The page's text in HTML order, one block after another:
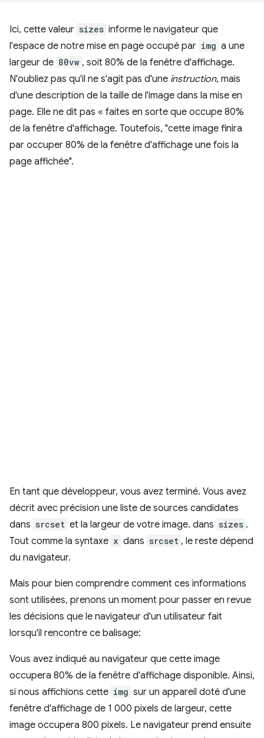
Ici, cette valeur sizes informe le navigateur que
l'espace de notre mise en page occupé par img a une
largeur de 80vw , soit 80% de la fenêtre d'affichage.
N'oubliez pas qu'il ne s'agit pas d'une instruction, mais
d'une description de la taille de l'image dans la mise en
page. Elle ne dit pas « faites en sorte que occupe 80%
de la fenêtre d'affichage. Toutefois, "cette image finira
par occuper 80% de la fenêtre d'affichage une fois la
page affichée".
En tant que développeur, vous avez terminé. Vous avez
décrit avec précision une liste de sources candidates
dans srcset et la largeur de votre image. dans sizes .
Tout comme la syntaxe x dans srcset , le reste dépend
du navigateur.
Mais pour bien comprendre comment ces informations
sont utilisées, prenons un moment pour passer en revue
les décisions que le navigateur d'un utilisateur fait
lorsqu'il rencontre ce balisage:
Vous avez indiqué au navigateur que cette image
occupera 80% de la fenêtre d'affichage disponible. Ainsi,
si nous affichions cette img sur un appareil doté d'une
fenêtre d'affichage de 1 000 pixels de largeur, cette
image occupera 800 pixels. Le navigateur prend ensuite